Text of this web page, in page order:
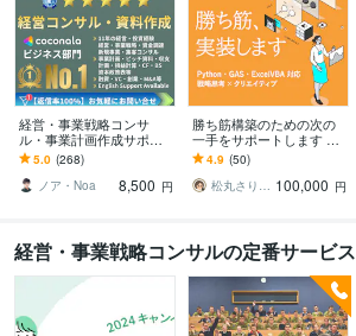
経営・事業戦略コンサ
ル・事業計画作成サポー
トします 億円超の資金調
達・実績多数 | 経営13年
のプロがサポート
5.0 (268)
ノア・Noa
8,500 円
勝ち筋構築のための次の
一手をサポートします Pyt
hon・GAS・ExcelVBA対
応、デザイン支援も
4.9 (50)
松丸さりり｜シネステティカ 100,000 円
経営・事業戦略コンサルの定番サービス